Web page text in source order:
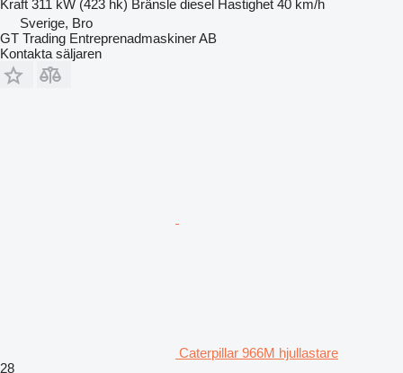
Kraft 311 kW (423 hk) Bränsle diesel Hastighet 40 km/h
Sverige, Bro
GT Trading Entreprenadmaskiner AB
Kontakta säljaren
Caterpillar 966M hjullastare
28